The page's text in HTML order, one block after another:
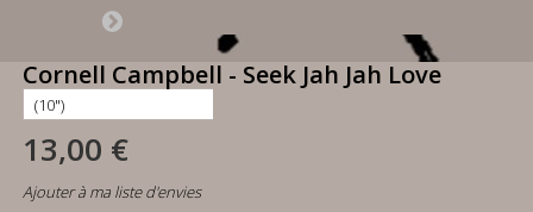
Cornell Campbell - Seek Jah Jah Love
13,00 €
Ajouter à ma liste d'envies